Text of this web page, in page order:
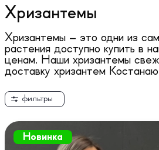
Хризантемы
Хризантемы – это одни из
растения доступно купить в
ценам. Наши хризантемы
доставку хризантем
фильтры
Новинка